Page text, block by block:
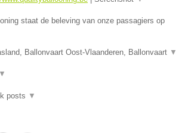
staat de beleving van onze passagiers op
Ballonvaart Oost-Vlaanderen, Ballonvaart ▼
▼
posts ▼